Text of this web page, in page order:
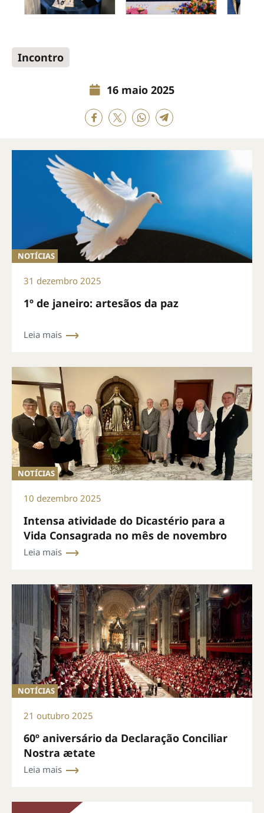
Incontro
16 maio 2025
NOTÍCIAS
31 dezembro 2025
1º de janeiro: artesãos da paz
Leia mais
NOTÍCIAS
10 dezembro 2025
Intensa atividade do Dicastério para a
Vida Consagrada no mês de novembro
Leia mais
NOTÍCIAS
21 outubro 2025
60º aniversário da Declaração Conciliar
Nostra ætate
Leia mais